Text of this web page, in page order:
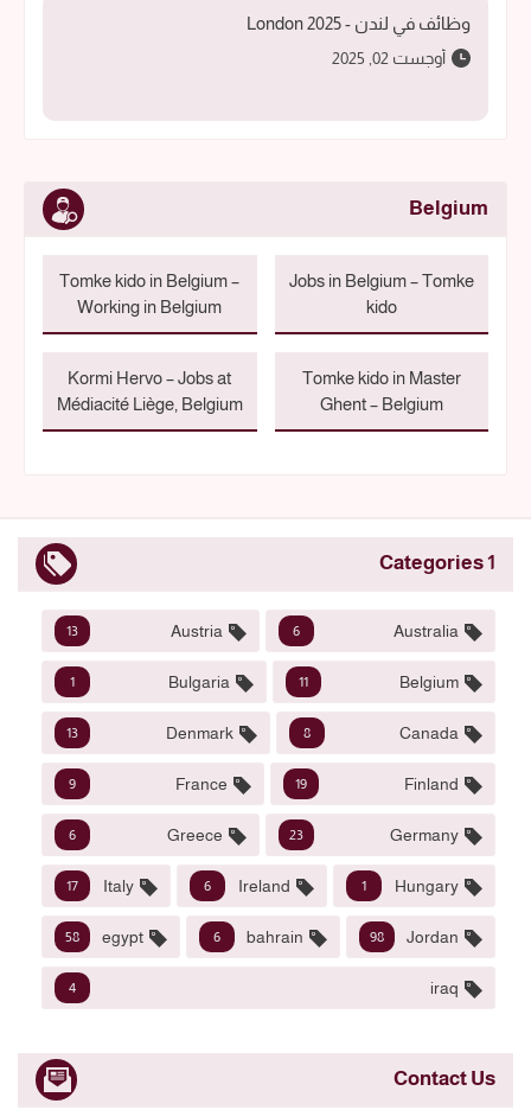
وظائف في لندن - 2025 London
أوجست 02, 2025
Belgium
Jobs in Belgium – Tomke
kido
Tomke kido in Belgium –
Working in Belgium
Tomke kido in Master
Ghent – Belgium
Kormi Hervo – Jobs at
Médiacité Liège, Belgium
1 Categories
Australia
6
Austria
13
Belgium
11
Bulgaria
1
Canada
8
Denmark
13
Finland
19
France
9
Germany
23
Greece
6
Hungary
1
Ireland
6
Italy
17
Jordan
98
bahrain
6
egypt
58
iraq
4
Contact Us